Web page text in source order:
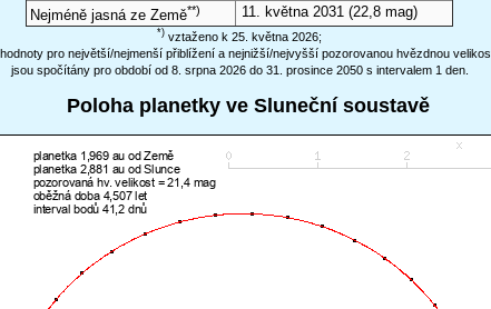
Nejméně jasná ze Země**) 11. května 2031 (22,8 mag)
*) vztaženo k 25. května 2026;
hodnoty pro největší/nejmenší přiblížení a nejnižší/nejvyšší pozorovanou hvězdnou
jsou spočítány pro období od 8. srpna 2026 do 31. prosince 2050 s intervalem 1 den.
Poloha planetky ve Sluneční soustavě